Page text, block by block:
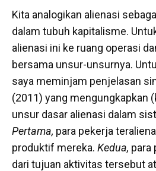
Kita analogikan alienasi
dalam tubuh kapitalisme.
alienasi ini ke ruang operasi
bersama unsur-unsurnya.
saya meminjam penjelasan
(2011) yang mengungkapkan
unsur dasar alienasi dalam
Pertama, para pekerja
produktif mereka. Kedua, para
dari tujuan aktivitas tersebut